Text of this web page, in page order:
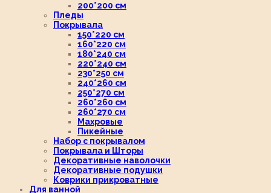
200*200 см
Пледы
Покрывала
150*220 см
160*220 см
180*240 см
220*240 см
230*250 см
240*260 см
250*270 см
260*260 см
260*270 см
Махровые
Пикейные
Набор с покрывалом
Покрывала и Шторы
Декоративные наволочки
Декоративные подушки
Коврики прикроватные
Для ванной